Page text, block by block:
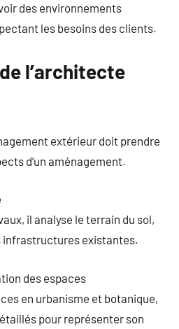
des environnements
les besoins des clients.
l’architecte
extérieur doit prendre
d’un aménagement.
il analyse le terrain du sol,
infrastructures existantes.
des espaces
en urbanisme et botanique,
pour représenter son